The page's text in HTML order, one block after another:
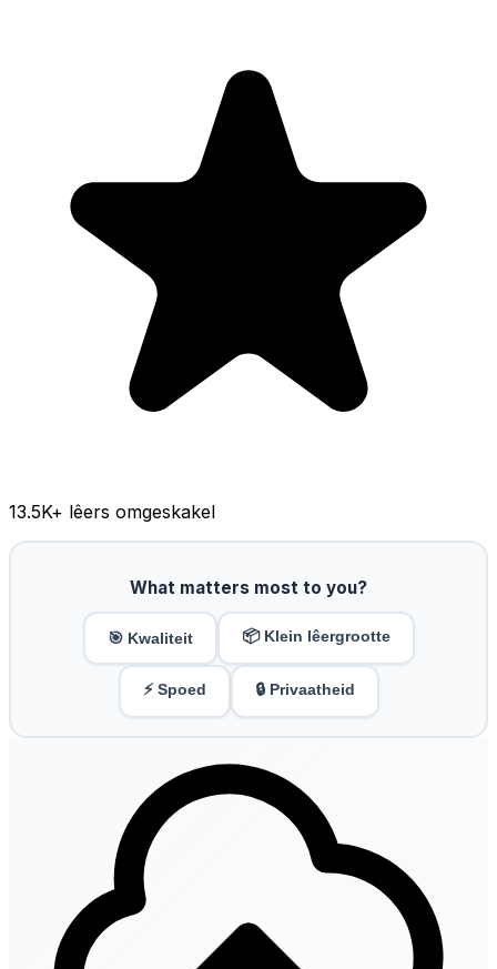
13.5K+ lêers omgeskakel
What matters most to you?
🎯 Kwaliteit 📦 Klein lêergrootte
⚡ Spoed 🔒 Privaatheid